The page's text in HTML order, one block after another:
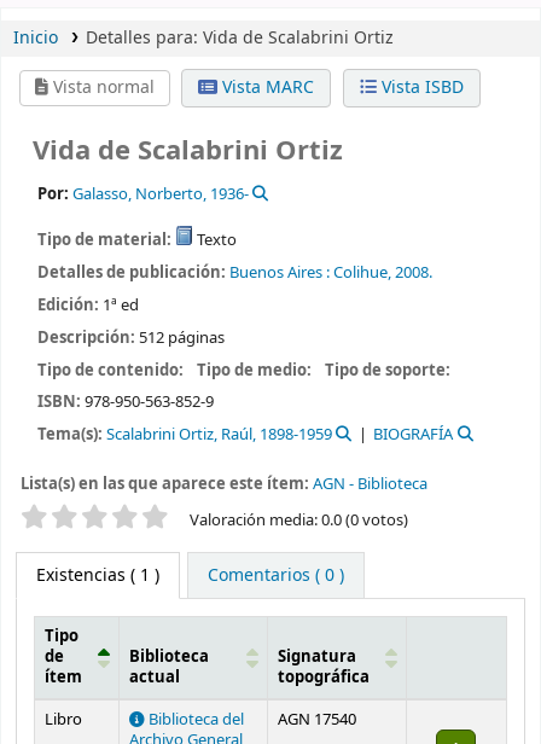
Inicio Detalles para: Vida de Scalabrini Ortiz
Vista normal
Vista MARC Vista ISBD
Vida de Scalabrini Ortiz
Por: Galasso, Norberto, 1936-
Tipo de material:
Texto
Detalles de publicación: Buenos Aires :Colihue,2008.
Edición: 1ª ed
Descripción: 512 páginas
Tipo de contenido:
Tipo de medio:
Tipo de soporte:
ISBN: 978-950-563-852-9
Tema(s): Scalabrini Ortiz, Raúl, 1898-1959 BIOGRAFÍA
Lista(s) en las que aparece este ítem: AGN - Biblioteca
Valoración Valoración media: 0.0 (0 votos)
Existencias ( 1 ) Comentarios ( 0 )
Existencias
Tipo
de
ítem
Biblioteca
actual
Signatura
topográfica
Libro
Biblioteca del
AGN 17540